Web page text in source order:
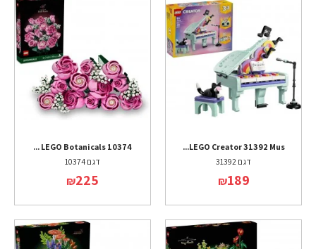
LEGO Creator 31392 Mus...
דגם 31392
₪189
LEGO Botanicals 10374 ...
דגם 10374
₪225